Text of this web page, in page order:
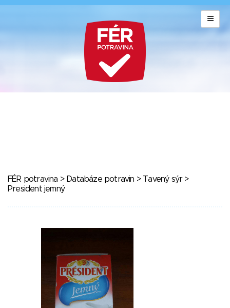
FÉR potravina > Databáze potravin > Tavený sýr>
President jemný